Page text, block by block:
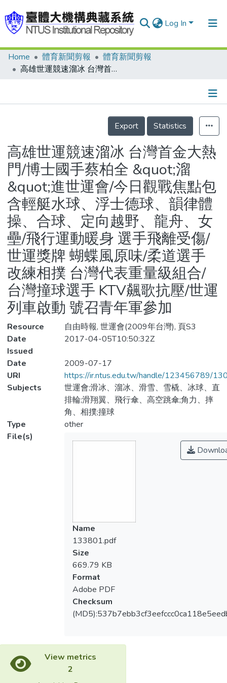
Log In
Communities & Collections
Statistics
Home 體育新聞剪報
體育新聞剪報
高雄世運競速溜冰 台灣首金大熱門/博士國手蔡柏全 &quot;溜&quot;進世運會/今日觀戰焦點包含輕艇水球、浮士德球、韻律體操、合球、定向越野、龍舟、女壘/飛行運動暖身 選手飛離受傷/世運獎牌 蝴蝶風原味/柔道選手改練相撲 台灣代表重量級組合/台灣撞球選手 KTV飆歌抗壓/世運列車啟動 號召青年軍參加
Details
Export
Statistics
高雄世運競速溜冰 台灣首金大熱
門/博士國手蔡柏全 &quot;溜
&quot;進世運會/今日觀戰焦點包
含輕艇水球、浮士德球、韻律體
操、合球、定向越野、龍舟、女
壘/飛行運動暖身 選手飛離受傷/
世運獎牌 蝴蝶風原味/柔道選手
改練相撲 台灣代表重量級組合/
台灣撞球選手 KTV飆歌抗壓/世運
列車啟動 號召青年軍參加
Resource
自由時報, 世運會(2009年台灣), 頁S3
Date
Issued
2017-04-05T10:50:32Z
Date
2009-07-17
URI
https://ir.ntus.edu.tw/handle/123456789/
Subjects
世運會;滑冰、溜冰、滑雪、雪橇、冰球、直
排輪;滑翔翼、飛行傘、高空跳傘;角力、摔
角、相撲;撞球
Type
other
File(s)
Name
133801.pdf
Size
669.79 KB
Format
Adobe PDF
Checksum
View metrics
2